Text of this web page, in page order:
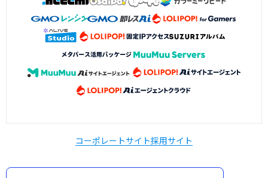
コーポレートサイト採用サイト